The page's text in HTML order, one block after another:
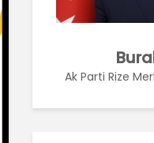
Ak Parti Rize